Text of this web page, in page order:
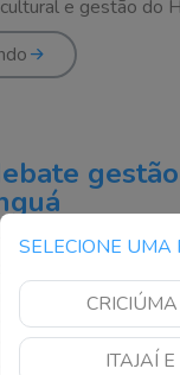
SELECIONE UMA
ITAJAÍ
e gestão do
discute gestão
moção de apoio à